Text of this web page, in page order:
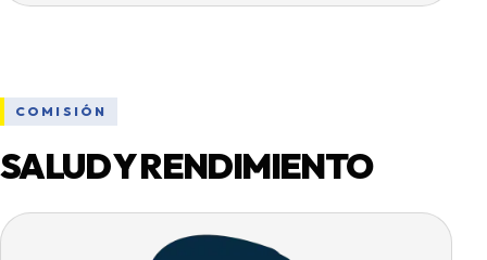
COMISIÓN
SALUD Y RENDIMIENTO